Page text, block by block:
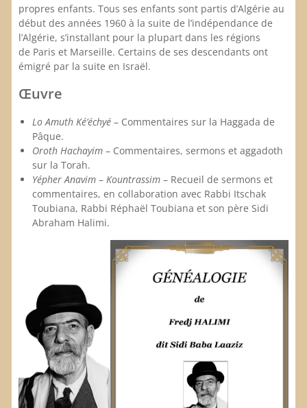
propres enfants. Tous ses enfants sont partis d’Algérie au
début des années 1960 à la suite de l’indépendance de
l’Algérie, s’installant pour la plupart dans les régions
de Paris et Marseille. Certains de ses descendants ont
émigré par la suite en Israël.
Œuvre
Lo Amuth Ké’échyé– Commentaires sur la Haggada de
Pâque.
Oroth Hachayim– Commentaires, sermons et aggadoth
sur la Torah.
Yépher Anavim– Kountrassim– Recueil de sermons et
commentaires, en collaboration avec Rabbi Itschak
Toubiana, Rabbi Réphaël Toubiana et son père Sidi
Abraham Halimi.